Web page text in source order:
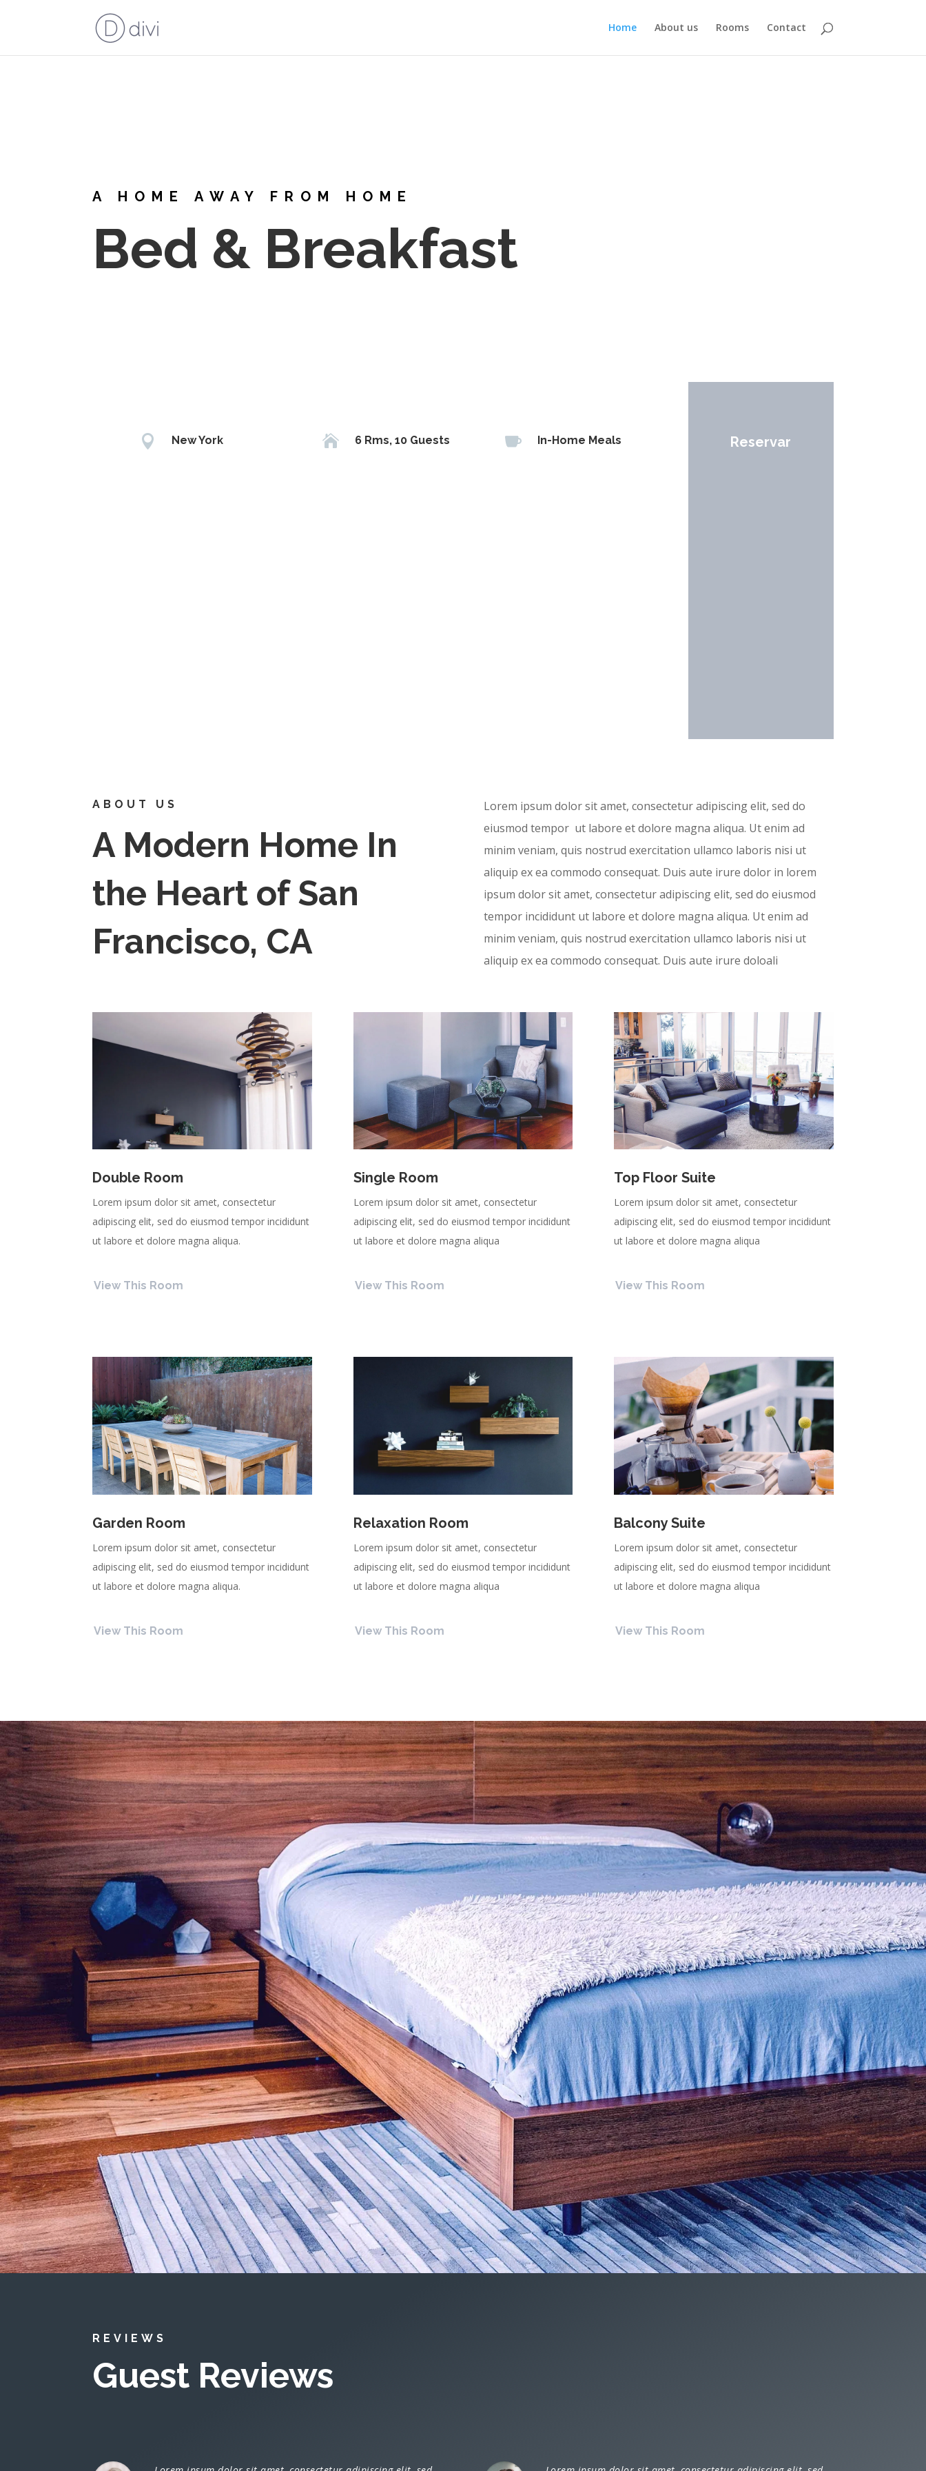
Home About us Rooms Contact
A HOME AWAY FROM HOME
Bed & Breakfast
 New York  6 Rms, 10 Guests  In-Home Meals Reservar
ABOUT US
A Modern Home In
the Heart of San
Francisco, CA
Lorem ipsum dolor sit amet, consectetur adipiscing elit, sed do
eiusmod tempor ut labore et dolore magna aliqua. Ut enim ad
minim veniam, quis nostrud exercitation ullamco laboris nisi ut
aliquip ex ea commodo consequat. Duis aute irure dolor in lorem
ipsum dolor sit amet, consectetur adipiscing elit, sed do eiusmod
tempor incididunt ut labore et dolore magna aliqua. Ut enim ad
minim veniam, quis nostrud exercitation ullamco laboris nisi ut
aliquip ex ea commodo consequat. Duis aute irure doloali
Double Room
Lorem ipsum dolor sit amet, consectetur
adipiscing elit, sed do eiusmod tempor incididunt
ut labore et dolore magna aliqua.
View This Room
Single Room
Lorem ipsum dolor sit amet, consectetur
adipiscing elit, sed do eiusmod tempor incididunt
ut labore et dolore magna aliqua
View This Room
Top Floor Suite
Lorem ipsum dolor sit amet, consectetur
adipiscing elit, sed do eiusmod tempor incididunt
ut labore et dolore magna aliqua
View This Room
Garden Room
Lorem ipsum dolor sit amet, consectetur
adipiscing elit, sed do eiusmod tempor incididunt
ut labore et dolore magna aliqua.
View This Room
Relaxation Room
Lorem ipsum dolor sit amet, consectetur
adipiscing elit, sed do eiusmod tempor incididunt
ut labore et dolore magna aliqua
View This Room
Balcony Suite
Lorem ipsum dolor sit amet, consectetur
adipiscing elit, sed do eiusmod tempor incididunt
ut labore et dolore magna aliqua
View This Room
REVIEWS
Guest Reviews